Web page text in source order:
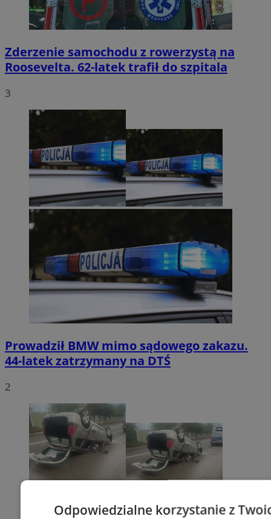
Zderzenie samochodu z rowerzystą na
Roosevelta. 62-latek trafił do szpitala
3
Prowadził BMW mimo sądowego zakazu.
44-latek zatrzymany na DTŚ
2
Odpowiedzialne korzystanie z